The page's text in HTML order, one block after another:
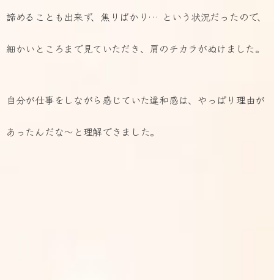
諦めることも出来ず、焦りばかり… という状況だったので、
細かいところまで見ていただき、 肩のチカラがぬけました。
自分が仕事をしながら感じていた違和感は、 やっぱり理由が
あったんだな～と理解できました。